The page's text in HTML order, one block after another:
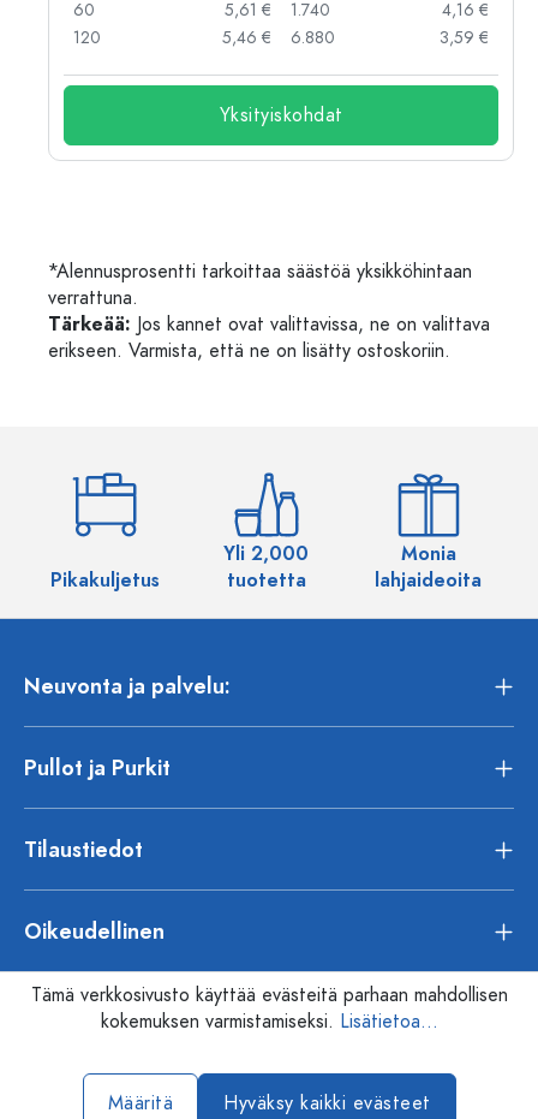
60
5,61 €
120
5,46 €
1.740
4,16 €
6.880
3,59 €
Yksityiskohdat
*Alennusprosentti tarkoittaa säästöä yksikköhintaan
verrattuna.
Tärkeää: Jos kannet ovat valittavissa, ne on valittava
erikseen. Varmista, että ne on lisätty ostoskoriin.
Pikakuljetus
Yli 2,000
tuotetta
Monia
lahjaideoita
Neuvonta ja palvelu:
Pullot ja Purkit
Tilaustiedot
Oikeudellinen
Tämä verkkosivusto käyttää evästeitä parhaan mahdollisen
kokemuksen varmistamiseksi. Lisätietoa...
Määritä Hyväksy kaikki evästeet